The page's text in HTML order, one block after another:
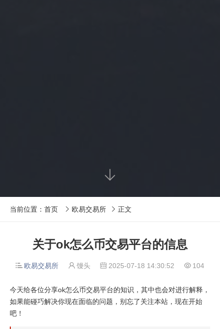

当前位置： 首页  欧易交易所  正文
关于ok怎么币交易平台的信息
 欧易交易所  馒头  2025-07-18 14:30:52  104
今天给各位分享ok怎么币交易平台的知识，其中也会对进行解释，
如果能碰巧解决你现在面临的问题，别忘了关注本站，现在开始
吧！